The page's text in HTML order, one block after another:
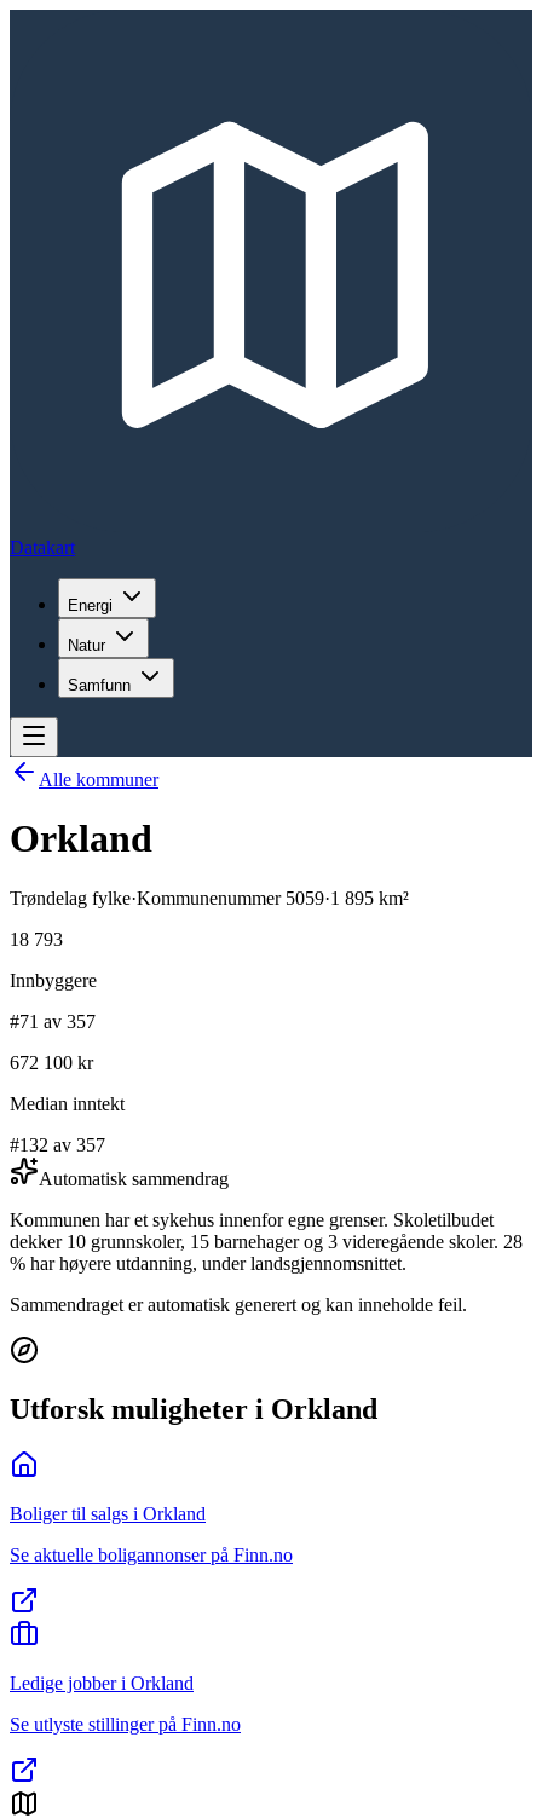
Datakart
Energi
Natur
Samfunn
Alle kommuner
Orkland
Trøndelag fylke·Kommunenummer 5059·1 895 km²
18 793
Innbyggere
#71 av 357
672 100 kr
Median inntekt
#132 av 357
Automatisk sammendrag
Kommunen har et sykehus innenfor egne grenser. Skoletilbudet
dekker 10 grunnskoler, 15 barnehager og 3 videregående skoler. 28
% har høyere utdanning, under landsgjennomsnittet.
Sammendraget er automatisk generert og kan inneholde feil.
Utforsk muligheter i Orkland
Boliger til salgs i Orkland
Se aktuelle boligannonser på Finn.no
Ledige jobber i Orkland
Se utlyste stillinger på Finn.no